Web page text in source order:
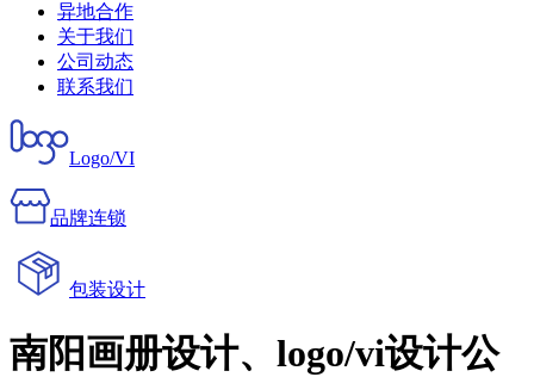
异地合作
关于我们
公司动态
联系我们
Logo/VI
品牌连锁
包装设计
南阳画册设计、logo/vi设计公